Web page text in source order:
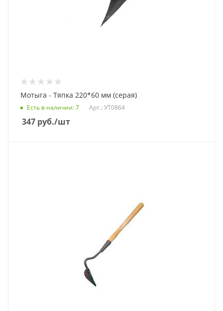
Мотыга - Тяпка 220*60 мм (серая)
Есть в наличии: 7 Арт.: УТ0864
347 руб./шт